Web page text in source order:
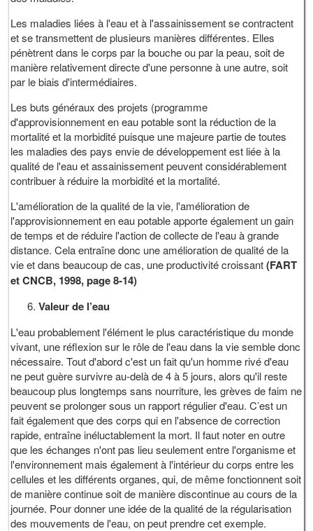
Les maladies liées à l'eau et à l'assainissement se contractent
et se transmettent de plusieurs manières différentes. Elles
pénètrent dans le corps par la bouche ou par la peau, soit de
manière relativement directe d'une personne à une autre, soit
par le biais d'intermédiaires.
Les buts généraux des projets (programme
d'approvisionnement en eau potable sont la réduction de la
mortalité et la morbidité puisque une majeure partie de toutes
les maladies des pays envie de développement est liée à la
qualité de l'eau et assainissement peuvent considérablement
contribuer à réduire la morbidité et la mortalité.
L'amélioration de la qualité de la vie, l'amélioration de
l'approvisionnement en eau potable apporte également un gain
de temps et de réduire l'action de collecte de l'eau à grande
distance. Cela entraîne donc une amélioration de qualité de la
vie et dans beaucoup de cas, une productivité croissant(FART
et CNCB, 1998, page 8-14)
Valeur de l’eau
L'eau probablement l'élément le plus caractéristique du monde
vivant, une réflexion sur le rôle de l'eau dans la vie semble donc
nécessaire. Tout d'abord c'est un fait qu'un homme rivé d'eau
ne peut guère survivre au-delà de 4 à 5 jours, alors qu'il reste
beaucoup plus longtemps sans nourriture, les grèves de faim ne
peuvent se prolonger sous un rapport régulier d'eau. C’est un
fait également que des corps qui en l'absence de correction
rapide, entraîne inéluctablement la mort. Il faut noter en outre
que les échanges n'ont pas lieu seulement entre l'organisme et
l'environnement mais également à l'intérieur du corps entre les
cellules et les différents organes, qui, de même fonctionnent soit
de manière continue soit de manière discontinue au cours de la
journée. Pour donner une idée de la qualité de la régularisation
des mouvements de l'eau, on peut prendre cet exemple.